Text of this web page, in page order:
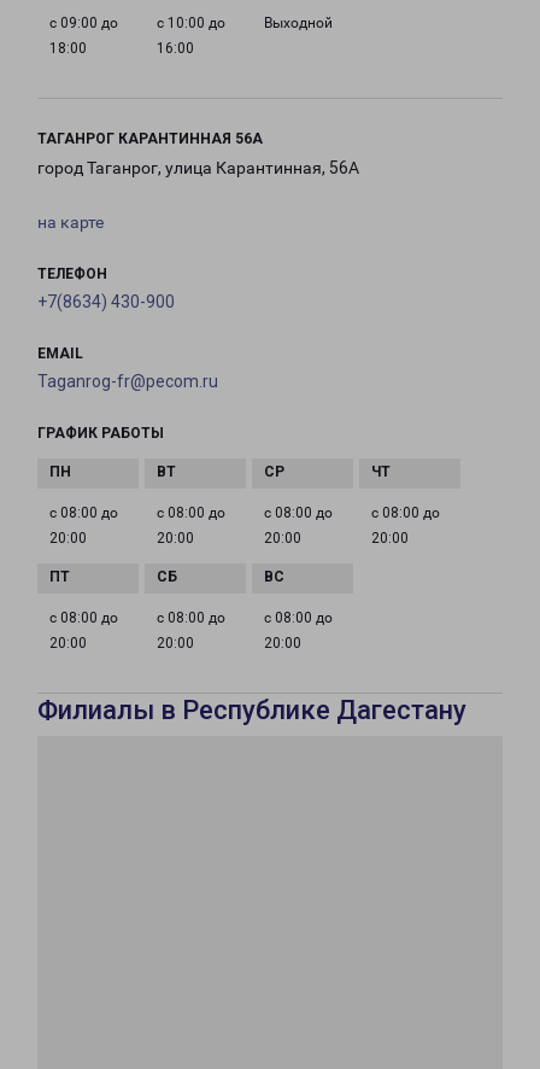
с 09:00 до
18:00
с 10:00 до
16:00
Выходной
ТАГАНРОГ КАРАНТИННАЯ 56А
город Таганрог, улица Карантинная, 56А
на карте
ТЕЛЕФОН
+7(8634) 430-900
EMAIL
Taganrog-fr@pecom.ru
ГРАФИК РАБОТЫ
с 08:00 до
20:00
с 08:00 до
20:00
с 08:00 до
20:00
с 08:00 до
20:00
с 08:00 до
20:00
с 08:00 до
20:00
с 08:00 до
20:00
Филиалы в Республике Дагестану